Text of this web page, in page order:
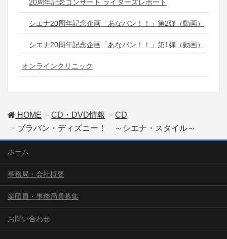
20周年記念コンサート ライターズレポート
シエナ20周年記念企画「あなバン！！」第2弾（動画）
シエナ20周年記念企画「あなバン！！」第1弾（動画）
オンラインクリニック
HOME CD・DVD情報
CD
ブラバン・ディズニー！ ～シエナ・スタイル～
ホーム
事務局・会社概要
楽団員・事務局員募集
お問い合わせ